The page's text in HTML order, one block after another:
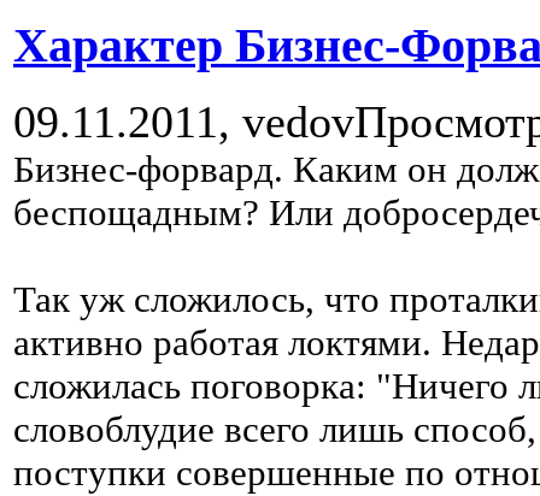
Характер Бизнес-
09.11.2011, vedov
Бизнес-форвард. Каким он
беспощадным? Или
Так уж сложилось, что
активно работая локтями.
сложилась поговорка: "Ничего
словоблудие всего лишь
поступки совершенные по